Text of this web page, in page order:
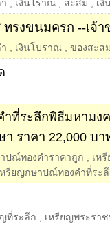
เงินโราณ สะสม เ
ทรงขนมครก --เจ้า
เงินโบราณ ของสะส
ที่ระลึกพิธีมหามง
ราคา 22,000 บา
ปณ์ทองคำราคาถูก
เห
หรียญกษาปณ์ทองคำที่ระ
ที่ระลึก
เหรียญพระรา